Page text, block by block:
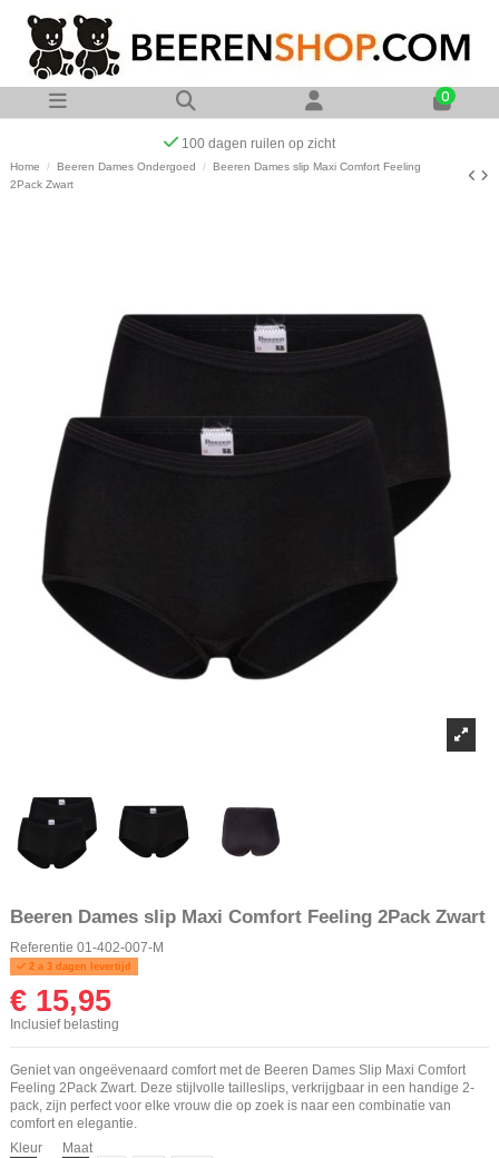
0
Op werkdagen voor 23:00 uur besteld zelfde dag verzonden
Home Beeren Dames Ondergoed
Beeren Dames slip Maxi Comfort Feeling
2Pack Zwart
Beeren Dames slip Maxi Comfort Feeling 2Pack Zwart
Referentie 01-402-007-M
2 a 3 dagen levertijd
€ 15,95
Inclusief belasting
Geniet van ongeëvenaard comfort met de Beeren Dames Slip Maxi Comfort
Feeling 2Pack Zwart. Deze stijlvolle tailleslips, verkrijgbaar in een handige 2-
pack, zijn perfect voor elke vrouw die op zoek is naar een combinatie van
comfort en elegantie.
Kleur
Maat